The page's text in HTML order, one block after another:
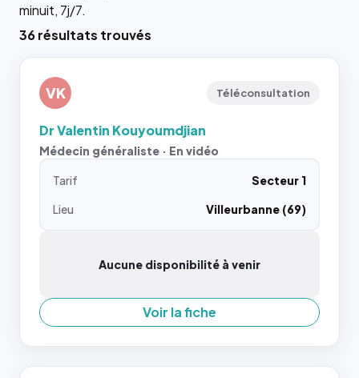
minuit, 7j/7.
36 résultats trouvés
VK Téléconsultation
Dr Valentin Kouyoumdjian
Médecin généraliste · En vidéo
Tarif
Secteur 1
Lieu
Villeurbanne (69)
Aucune disponibilité à venir
Voir la fiche